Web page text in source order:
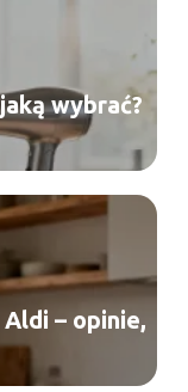
wybrać?
– opinie,